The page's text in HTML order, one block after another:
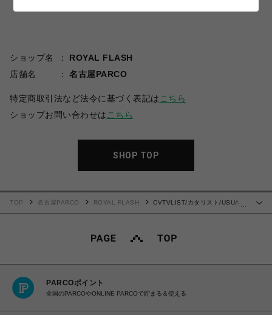
ショップ名
ROYAL FLASH
店舗名
名古屋PARCO
特定商取引法など法令に基づく表記は こちら
ショップお問い合わせは こちら
SHOP TOP
…
TOP 名古屋PARCO ROYAL FLASH
CVTVLIST/カタリスト/USUAL
PARCOポイント
全国のPARCOやONLINE PARCOで貯まる＆使える